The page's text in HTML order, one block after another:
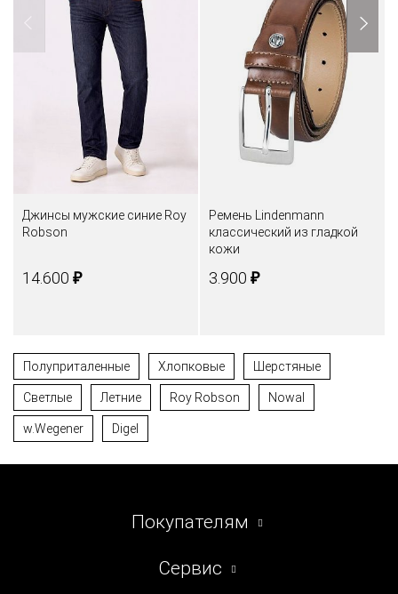
Джинсы мужские синие Roy
Robson
14.600 ₽
Ремень Lindenmann
классический из гладкой
кожи
3.900 ₽
Полуприталенные Хлопковые Шерстяные
Светлые Летние Roy Robson Nowal
w.Wegener Digel
Покупателям
Сервис